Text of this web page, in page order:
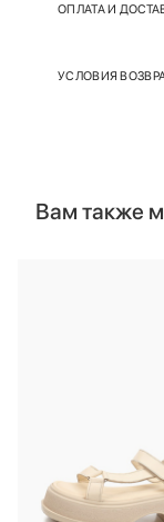
ОПЛАТА И
УСЛОВИЯ
Вам также